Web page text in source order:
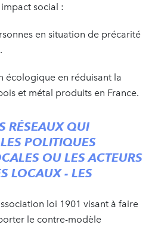
social :
en situation de précarité
écologique en réduisant la
et métal produits en France.
RÉSEAUX QUI
POLITIQUES
OU LES ACTEURS
LOCAUX - LES
loi 1901 visant à faire
le contre-modèle